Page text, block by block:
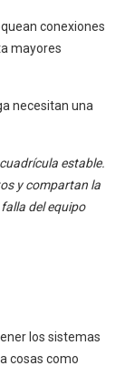
conexiones
mayores
necesitan una
estable.
y compartan la
del equipo
los sistemas
cosas como